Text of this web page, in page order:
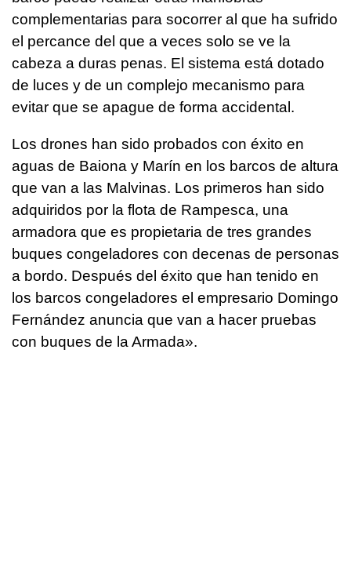
complementarias para socorrer al que ha sufrido
el percance del que a veces solo se ve la
cabeza a duras penas. El sistema está dotado
de luces y de un complejo mecanismo para
evitar que se apague de forma accidental.
Los drones han sido probados con éxito en
aguas de Baiona y Marín en los barcos de altura
que van a las Malvinas. Los primeros han sido
adquiridos por la flota de Rampesca, una
armadora que es propietaria de tres grandes
buques congeladores con decenas de personas
a bordo. Después del éxito que han tenido en
los barcos congeladores el empresario Domingo
Fernández anuncia que van a hacer pruebas
con buques de la Armada».